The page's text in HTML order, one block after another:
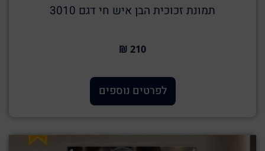
תמונת זכוכית הבן איש חי דגם 3010
210 ₪
לפרטים נוספים